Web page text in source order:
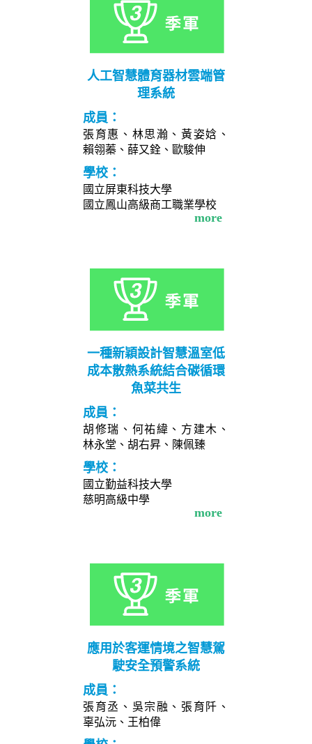
人工智慧體育器材雲端管
理系統
成員：
張育惠、林思瀚、黃姿娢、
賴翎蓁、薛又銓、歐駿伸
學校：
國立屏東科技大學
國立鳳山高級商工職業學校
more
一種新穎設計智慧溫室低
成本散熱系統結合碳循環
魚菜共生
成員：
胡修瑞、何祐緯、方建木、
林永堂、胡右昇、陳佩臻
學校：
國立勤益科技大學
慈明高級中學
more
應用於客運情境之智慧駕
駛安全預警系統
成員：
張育丞、吳宗融、張育阡、
辜弘沅、王柏偉